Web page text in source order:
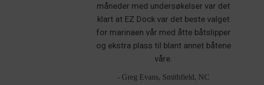
måneder med undersøkelser var det
klart at EZ Dock var det beste valget
for marinaen vår med åtte båtslipper
og ekstra plass til blant annet båtene
våre.
- Greg Evans, Smithfield, NC